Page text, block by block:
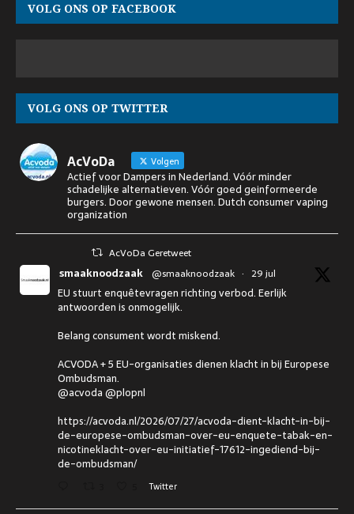
VOLG ONS OP FACEBOOK
VOLG ONS OP TWITTER
AcVoDa Volgen
Actief voor Dampers in Nederland. Vóór minder
schadelijke alternatieven. Vóór goed geinformeerde
burgers. Door gewone mensen. Dutch consumer vaping
organization
AcVoDa Geretweet
smaaknoodzaak @smaaknoodzaak · 29 jul
EU stuurt enquêtevragen richting verbod. Eerlijk
antwoorden is onmogelijk.
Belang consument wordt miskend.
ACVODA + 5 EU-organisaties dienen klacht in bij Europese
Ombudsman.
@acvoda @plopnl
https://acvoda.nl/2026/07/27/acvoda-dient-klacht-in-bij-
de-europese-ombudsman-over-eu-enquete-tabak-en-
nicotineklacht-over-eu-initiatief-17612-ingediend-bij-
de-ombudsman/
Twitter